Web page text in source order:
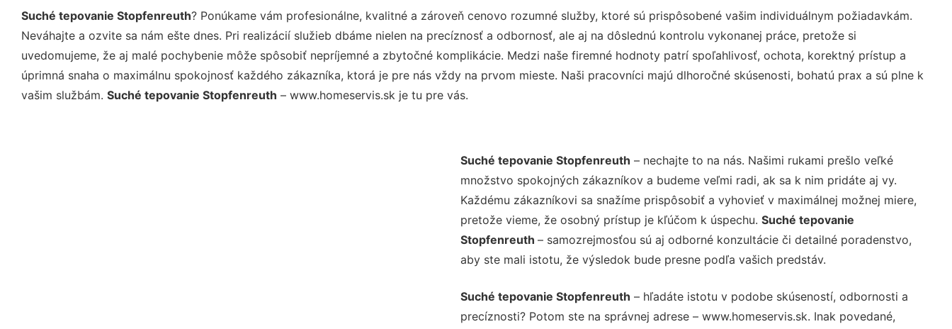
Suché tepovanie Stopfenreuth? Ponúkame vám profesionálne, kvalitné a zároveň cenovo rozumné služby, ktoré sú prispôsobené vašim individuálnym požiadavkám.
Neváhajte a ozvite sa nám ešte dnes. Pri realizácií služieb dbáme nielen na precíznosť a odbornosť, ale aj na dôslednú kontrolu vykonanej práce, pretože si
uvedomujeme, že aj malé pochybenie môže spôsobiť nepríjemné a zbytočné komplikácie. Medzi naše firemné hodnoty patrí spoľahlivosť, ochota, korektný prístup a
úprimná snaha o maximálnu spokojnosť každého zákazníka, ktorá je pre nás vždy na prvom mieste. Naši pracovníci majú dlhoročné skúsenosti, bohatú prax a sú plne k
vašim službám. Suché tepovanie Stopfenreuth – www.homeservis.sk je tu pre vás.
Suché tepovanie Stopfenreuth – nechajte to na nás. Našimi rukami prešlo veľké
množstvo spokojných zákazníkov a budeme veľmi radi, ak sa k nim pridáte aj vy.
Každému zákazníkovi sa snažíme prispôsobiť a vyhovieť v maximálnej možnej miere,
pretože vieme, že osobný prístup je kľúčom k úspechu. Suché tepovanie
Stopfenreuth – samozrejmosťou sú aj odborné konzultácie či detailné poradenstvo,
aby ste mali istotu, že výsledok bude presne podľa vašich predstáv.
Suché tepovanie Stopfenreuth – hľadáte istotu v podobe skúseností, odbornosti a
precíznosti? Potom ste na správnej adrese – www.homeservis.sk. Inak povedané,